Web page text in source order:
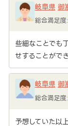
岐阜県 御
総合満足度:
些細なことでも
せすることがで
岐阜県 御
総合満足度:
予想していた以